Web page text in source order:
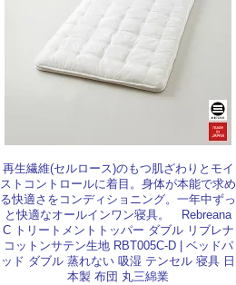
再生繊維(セルロース)のもつ肌ざわりとモイ
ストコントロールに着目。身体が本能で求め
る快適さをコンディショニング。一年中ずっ
と快適なオールインワン寝具。 Rebreana
C トリートメントトッパー ダブル リブレナ
コットンサテン生地 RBT005C-D | ベッドパ
ッド ダブル 蒸れない 吸湿 テンセル 寝具 日
本製 布団 丸三綿業